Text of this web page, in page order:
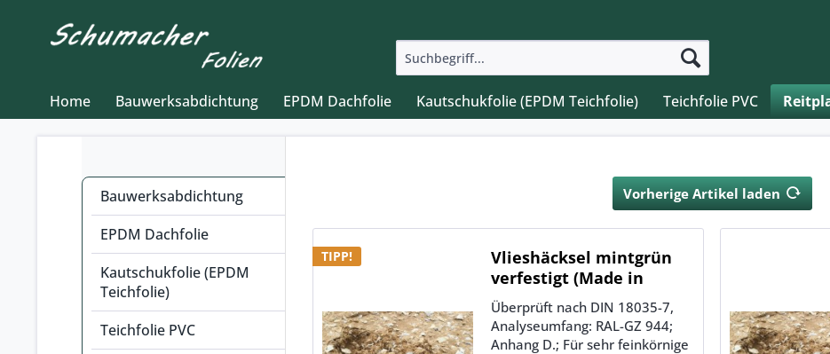
Home Bauwerksabdichtung EPDM Dachfolie Kautschukfolie (EPDM Teichfolie) Teichfolie PVC
Bauwerksabdichtung
EPDM Dachfolie
Kautschukfolie (EPDM
Teichfolie)
Teichfolie PVC
Vorherige Artikel laden
TIPP!
Vlieshäcksel mintgrün
verfestigt (Made in
Germany)
Überprüft nach DIN 18035-7,
Analyseumfang: RAL-GZ 944;
Anhang D.; Für sehr feinkörnige